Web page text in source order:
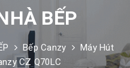
BẾP
Bếp Canzy
Máy Hút
CZ Q70LC